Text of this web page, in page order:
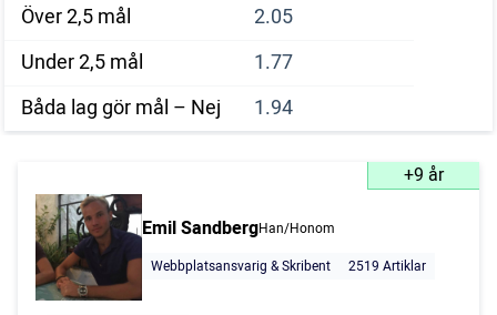
Över 2,5 mål
2.05
Under 2,5 mål
1.77
Båda lag gör mål – Nej
1.94
+9 år
Emil SandbergHan/Honom
Webbplatsansvarig & Skribent
2519 Artiklar